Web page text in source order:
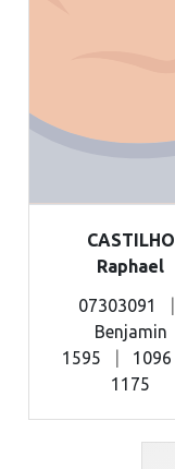
CASTILHO
Raphael
07303091
Benjamin
1595
1096
1175